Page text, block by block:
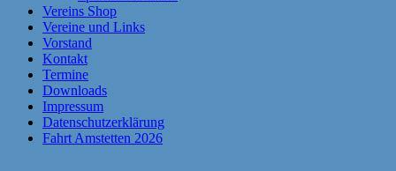
Vereins Shop
Vereine und Links
Vorstand
Kontakt
Termine
Downloads
Impressum
Datenschutzerklärung
Fahrt Amstetten 2026